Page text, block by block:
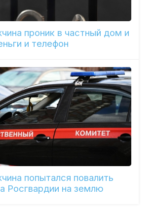
проник в частный дом и
и телефон
попытался повалить
Росгвардии на землю